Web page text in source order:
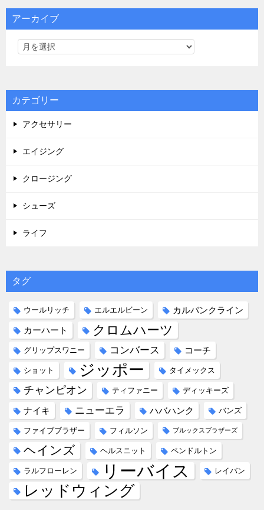
アーカイブ
カテゴリー
アクセサリー
エイジング
クロージング
シューズ
ライフ
タグ
ウールリッチ エルエルビーン
カルバンクライン
カーハート
クロムハーツ
グリップスワニー コンバース コーチ
ショット ジッポー タイメックス
チャンピオン ティファニー ディッキーズ
ナイキ ニューエラ ハバハンク バンズ
ファイブブラザー フィルソン ブルックスブラザーズ
ヘインズ ヘルスニット ペンドルトン
ラルフローレン リーバイス レイバン
レッドウィング